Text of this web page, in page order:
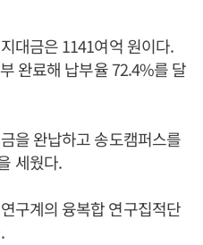
대금은 1141여억 원이다.
완료해 납부율 72.4%를 달
을 완납하고 송도캠퍼스를
세웠다.
구계의 융복합 연구집적단